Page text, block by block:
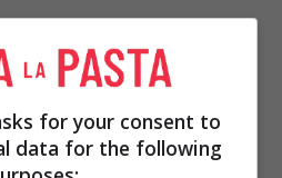
for your consent to
data for the following